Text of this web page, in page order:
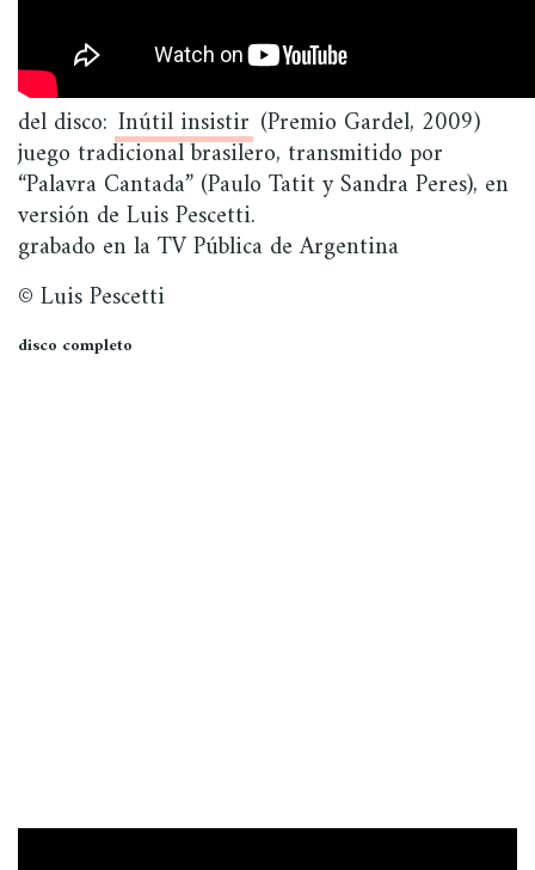
del disco: Inútil insistir (Premio Gardel, 2009)
juego tradicional brasilero, transmitido por
“Palavra Cantada” (Paulo Tatit y Sandra Peres), en
versión de Luis Pescetti.
grabado en la TV Pública de Argentina
© Luis Pescetti
disco completo